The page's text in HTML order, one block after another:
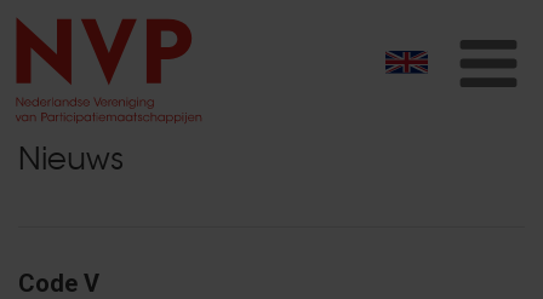
Nieuws
Code V